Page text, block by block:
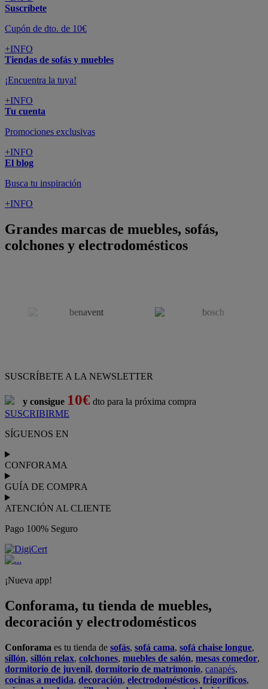
Suscríbete
Cupón de dto. de 10€
+INFO
Tiendas de sofás y muebles
¡Encuentra la tuya!
+INFO
Tu cuenta
Promociones exclusivas
+INFO
El blog
Busca tu inspiración
+INFO
Grandes marcas de muebles, sofás,
colchones y electrodomésticos
SUSCRÍBETE A LA NEWSLETTER
y consigue 10€ dto para la próxima compra
SUSCRIBIRME
SÍGUENOS EN
CONFORAMA
GUÍA DE COMPRA
ATENCIÓN AL CLIENTE
Pago 100% Seguro
¡Nueva app!
Conforama, tu tienda de muebles,
decoración y electrodomésticos
Conforama es tu tienda de sofás, sofá cama, sofá chaise longue,
sillón, sillón relax, colchones, muebles de salón, mesas comedor,
dormitorio de juvenil, dormitorio de matrimonio, canapés,
cocinas a medida, decoración, electrodomésticos, frigoríficos,